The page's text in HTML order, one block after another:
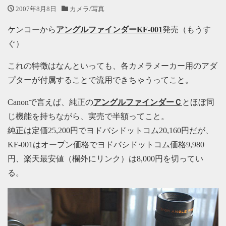
2007年8月8日 カメラ/写真
ケンコーからアングルファインダーKF-001発売（もうす
ぐ）
これの特徴はなんといっても、各カメラメーカー用のアダ
プターが付属することで流用できちゃうってこと。
Canonで言えば、純正のアングルファインダーＣ とほぼ同
じ機能を持ちながら、実売で半額ってこと。
純正は定価25,200円でヨドバシドットコム20,160円だが、
KF-001はオープン価格でヨドバシドットコム価格9,980
円、楽天最安値（欄外にリンク）は8,000円を切ってい
る。